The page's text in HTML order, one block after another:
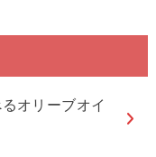
オリーブオイ